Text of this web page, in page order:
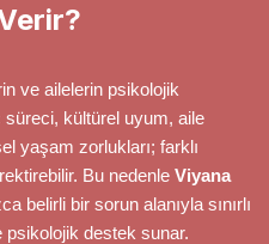
ve ailelerin psikolojik
süreci, kültürel uyum, aile
yaşam zorlukları; farklı
Bu nedenle Viyana
belirli bir sorun alanıyla sınırlı
destek sunar.